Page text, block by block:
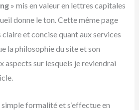
» mis en valeur en lettres capitales
donne le ton. Cette même page
claire et concise quant aux services
la philosophie du site et son
aspects sur lesquels je reviendrai
simple formalité et s’effectue en